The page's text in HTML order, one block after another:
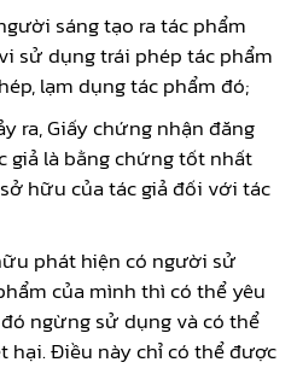
sáng tạo ra tác phẩm
sử dụng trái phép tác phẩm
lạm dụng tác phẩm đó;
ra, Giấy chứng nhận đăng
giả là bằng chứng tốt nhất
hữu của tác giả đối với tác
phát hiện có người sử
của mình thì có thể yêu
ngừng sử dụng và có thể
Điều này chỉ có thể được